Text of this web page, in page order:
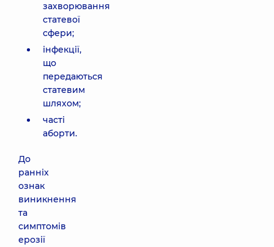
захворювання
статевої
сфери;
інфекції,
що
передаються
статевим
шляхом;
часті
аборти.
До
ранніх
ознак
виникнення
та
симптомів
ерозії